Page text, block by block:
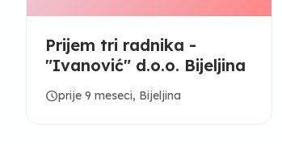
Prijem tri radnika -
"Ivanović" d.o.o. Bijeljina
scheduleprije 9 meseci, Bijeljina